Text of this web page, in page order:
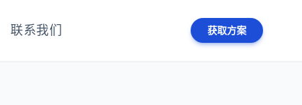
联系我们 获取方案